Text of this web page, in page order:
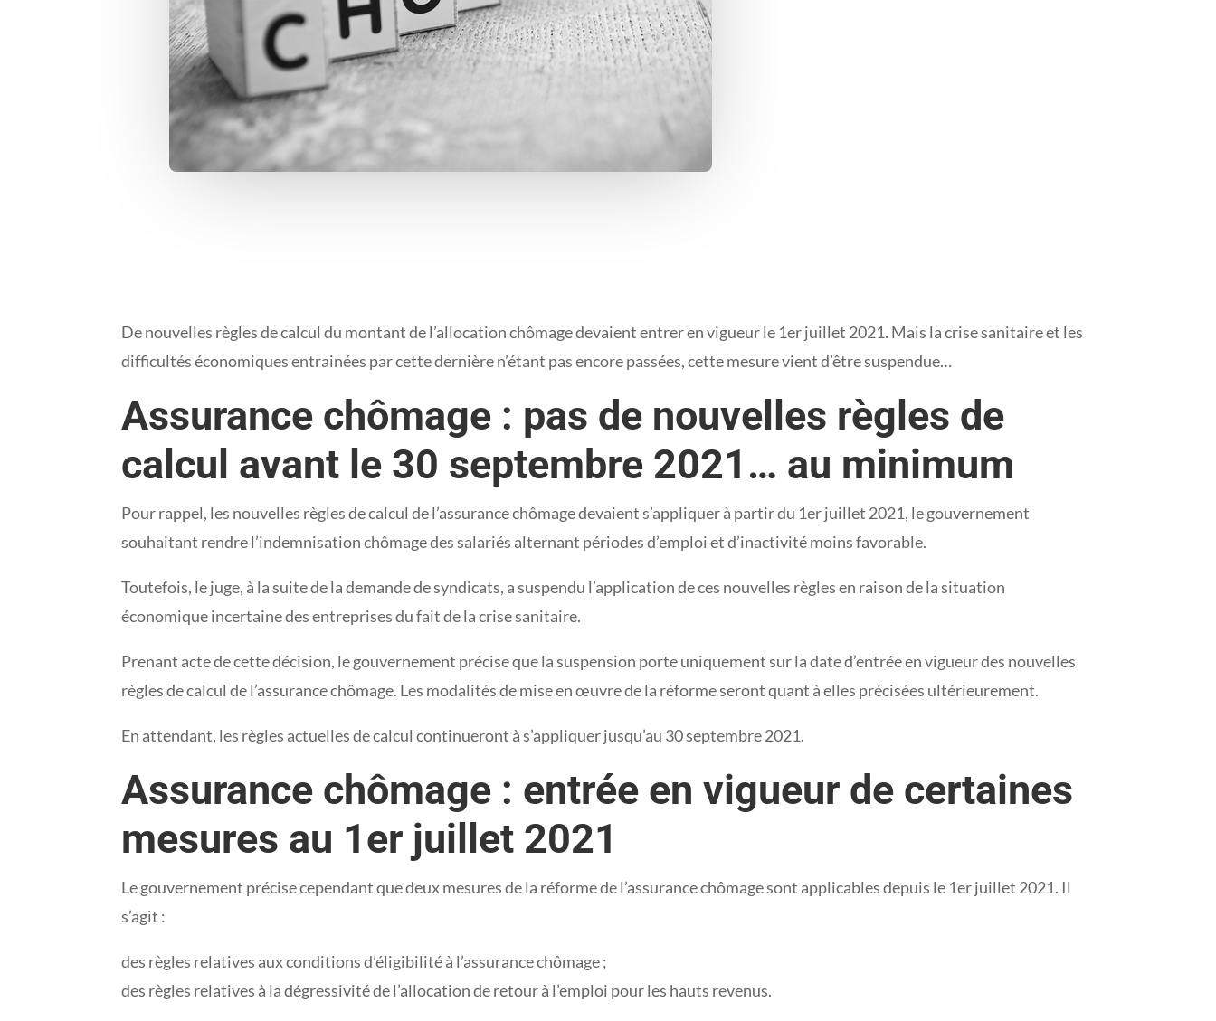
De nouvelles règles de calcul du montant de l’allocation chômage devaient entrer en vigueur le 1er juillet 2021. Mais la crise sanitaire et les
difficultés économiques entrainées par cette dernière n’étant pas encore passées, cette mesure vient d’être suspendue…
Assurance chômage : pas de nouvelles règles de
calcul avant le 30 septembre 2021… au minimum
Pour rappel, les nouvelles règles de calcul de l’assurance chômage devaient s’appliquer à partir du 1er juillet 2021, le gouvernement
souhaitant rendre l’indemnisation chômage des salariés alternant périodes d’emploi et d’inactivité moins favorable.
Toutefois, le juge, à la suite de la demande de syndicats, a suspendu l’application de ces nouvelles règles en raison de la situation
économique incertaine des entreprises du fait de la crise sanitaire.
Prenant acte de cette décision, le gouvernement précise que la suspension porte uniquement sur la date d’entrée en vigueur des nouvelles
règles de calcul de l’assurance chômage. Les modalités de mise en œuvre de la réforme seront quant à elles précisées ultérieurement.
En attendant, les règles actuelles de calcul continueront à s’appliquer jusqu’au 30 septembre 2021.
Assurance chômage : entrée en vigueur de certaines
mesures au 1er juillet 2021
Le gouvernement précise cependant que deux mesures de la réforme de l’assurance chômage sont applicables depuis le 1er juillet 2021. Il
s’agit :
des règles relatives aux conditions d’éligibilité à l’assurance chômage ;
des règles relatives à la dégressivité de l’allocation de retour à l’emploi pour les hauts revenus.